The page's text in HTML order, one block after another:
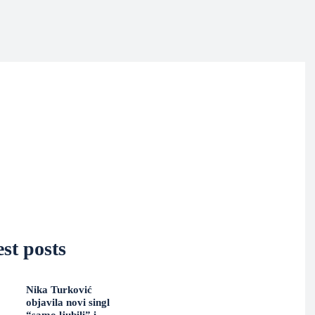
posts
Nika Turković
objavila novi singl